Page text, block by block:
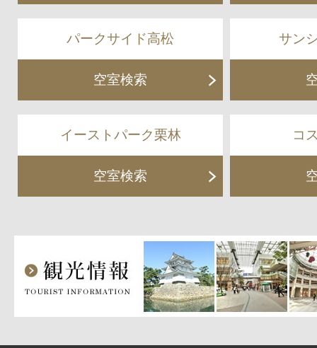
パークサイド高松
空室検索
サン
イーストパーク栗林
空室検索
コ